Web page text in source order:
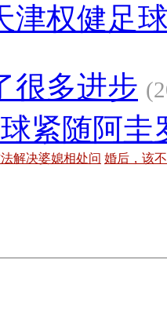
津权健足
很多进步
紧随阿
解决婆媳相处问 婚后，该